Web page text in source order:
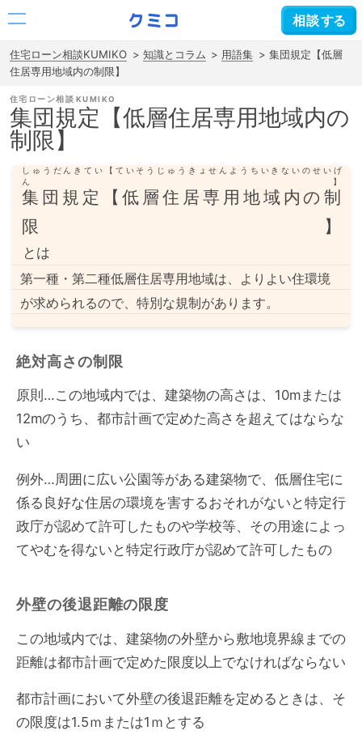
住宅ローン相談KUMIKO 知識とコラム 用語集
集団規定【低層
住居専用地域内の制限】
住宅ローン相談
集団規定【低層住居専用地域内の
制限】
集団規定【低層住居専用地域内の制
限】
しゅうだんきてい【ていそうじゅうきょせんようちいきないのせいげ
ん】
とは
第一種・第二種低層住居専用地域は、よりよい住環境
が求められるので、特別な規制があります。
絶対高さの制限
原則…この地域内では、建築物の高さは、10mまたは
12mのうち、都市計画で定めた高さを超えてはならな
い
例外…周囲に広い公園等がある建築物で、低層住宅に
係る良好な住居の環境を害するおそれがないと特定行
政庁が認めて許可したものや学校等、その用途によっ
てやむを得ないと特定行政庁が認めて許可したもの
外壁の後退距離の限度
この地域内では、建築物の外壁から敷地境界線までの
距離は都市計画で定めた限度以上でなければならない
都市計画において外壁の後退距離を定めるときは、そ
の限度は1.5ｍまたは1ｍとする
相談する